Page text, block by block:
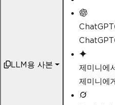
LLM용 사본
ChatGPT
ChatGPT
제미니에
제미니에